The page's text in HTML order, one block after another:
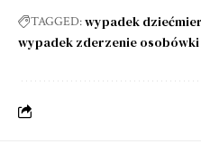
TAGGED:wypadek
wypadek zderzenie